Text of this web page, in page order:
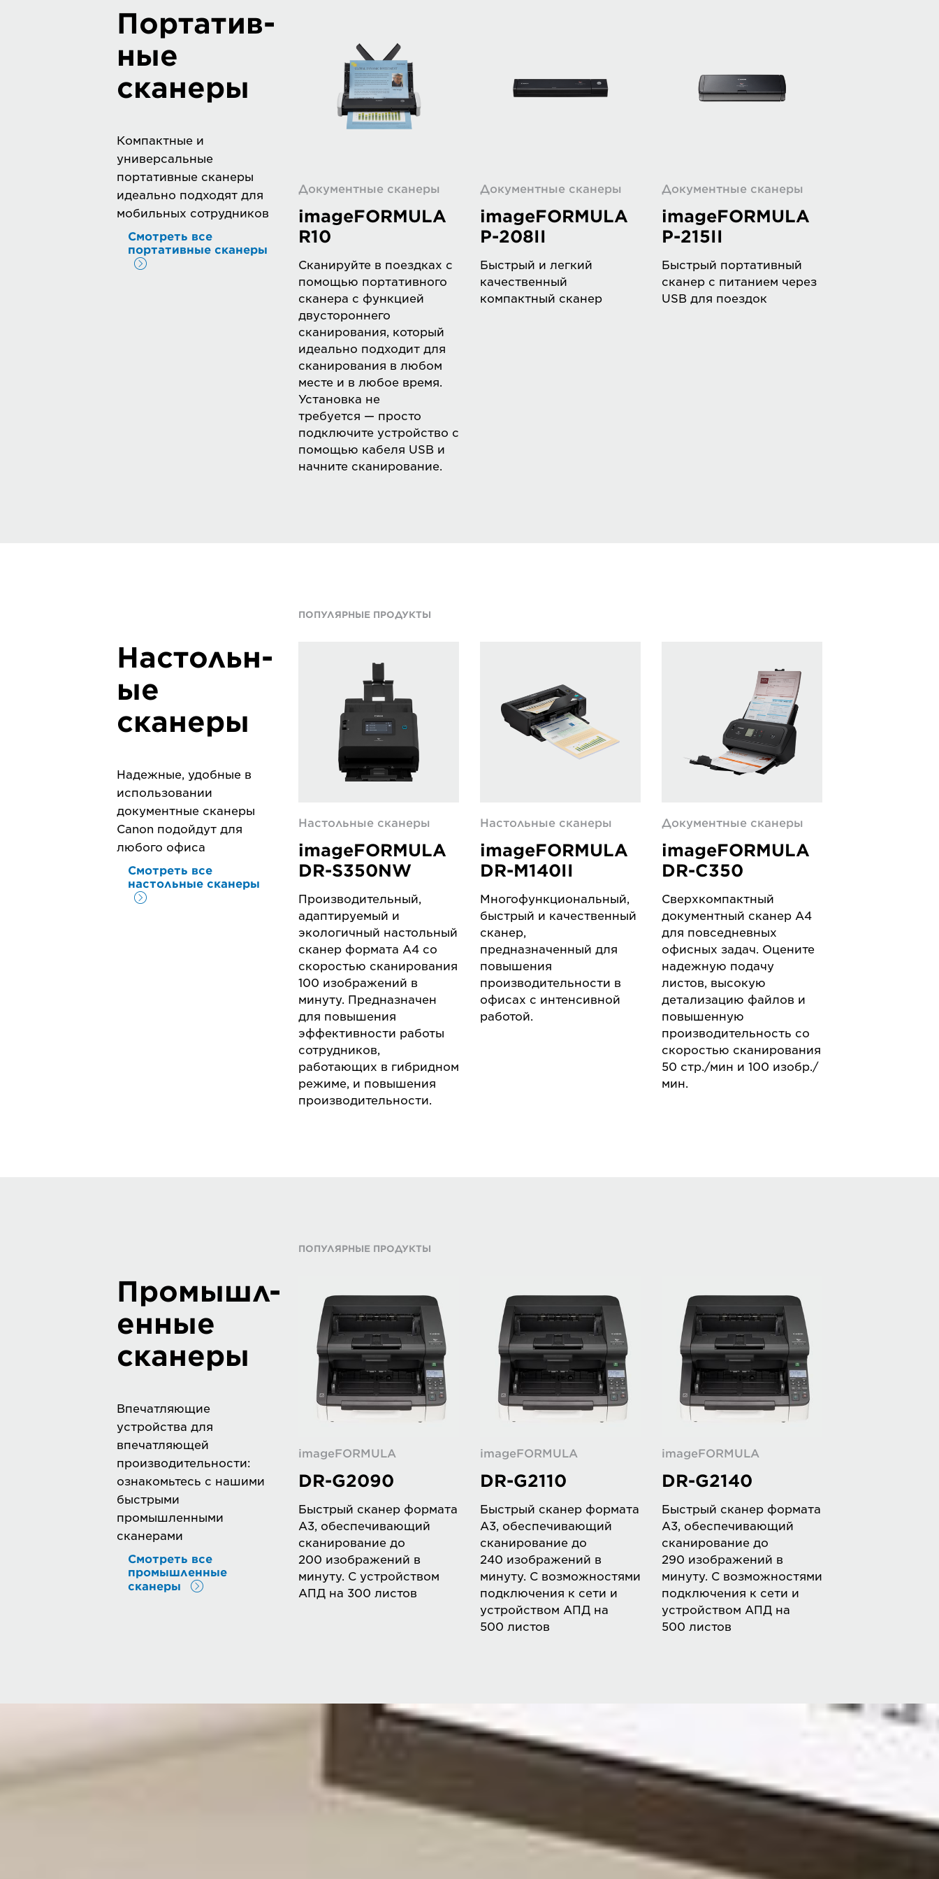
Портатив-
ные
сканеры
Компактные и
универсальные
портативные сканеры
идеально подходят для
мобильных сотрудников
Смотреть все
портативные сканеры
Документные сканеры
imageFORMULA
R10
Сканируйте в поездках с
помощью портативного
сканера с функцией
двустороннего
сканирования, который
идеально подходит для
сканирования в любом
месте и в любое время.
Установка не
требуется — просто
подключите устройство с
помощью кабеля USB и
начните сканирование.
Документные сканеры
imageFORMULA
P-208II
Быстрый и легкий
качественный
компактный сканер
Документные сканеры
imageFORMULA
P-215II
Быстрый портативный
сканер с питанием через
USB для поездок
ПОПУЛЯРНЫЕ ПРОДУКТЫ
Настольн-
ые
сканеры
Надежные, удобные в
использовании
документные сканеры
Canon подойдут для
любого офиса
Смотреть все
настольные сканеры
Настольные сканеры
imageFORMULA
DR-S350NW
Производительный,
адаптируемый и
экологичный настольный
сканер формата A4 со
скоростью сканирования
100 изображений в
минуту. Предназначен
для повышения
эффективности работы
сотрудников,
работающих в гибридном
режиме, и повышения
производительности.
Настольные сканеры
imageFORMULA
DR-M140II
Многофункциональный,
быстрый и качественный
сканер,
предназначенный для
повышения
производительности в
офисах с интенсивной
работой.
Документные сканеры
imageFORMULA
DR-C350
Сверхкомпактный
документный сканер A4
для повседневных
офисных задач. Оцените
надежную подачу
листов, высокую
детализацию файлов и
повышенную
производительность со
скоростью сканирования
50 стр./мин и 100 изобр./
мин.
ПОПУЛЯРНЫЕ ПРОДУКТЫ
Промышл-
енные
сканеры
Впечатляющие
устройства для
впечатляющей
производительности:
ознакомьтесь с нашими
быстрыми
промышленными
сканерами
Смотреть все
промышленные
сканеры
imageFORMULA
DR-G2090
Быстрый сканер формата
A3, обеспечивающий
сканирование до
200 изображений в
минуту. С устройством
АПД на 300 листов
imageFORMULA
DR-G2110
Быстрый сканер формата
A3, обеспечивающий
сканирование до
240 изображений в
минуту. С возможностями
подключения к сети и
устройством АПД на
500 листов
imageFORMULA
DR-G2140
Быстрый сканер формата
A3, обеспечивающий
сканирование до
290 изображений в
минуту. С возможностями
подключения к сети и
устройством АПД на
500 листов